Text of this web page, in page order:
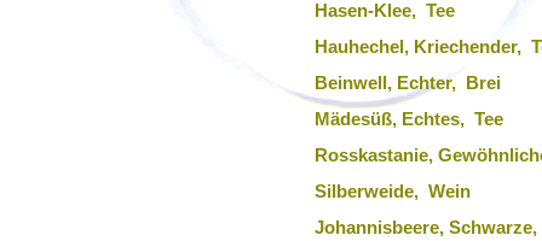
Hasen-Klee, Tee
Hauhechel, Kriechender,
Beinwell, Echter, Brei
Mädesüß, Echtes, Tee
Rosskastanie,
Silberweide, Wein
Johannisbeere, Schwarze,